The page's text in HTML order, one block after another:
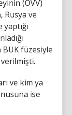
(OVV)
Rusya ve
BUK füzesiyle
ve kim ya
ise